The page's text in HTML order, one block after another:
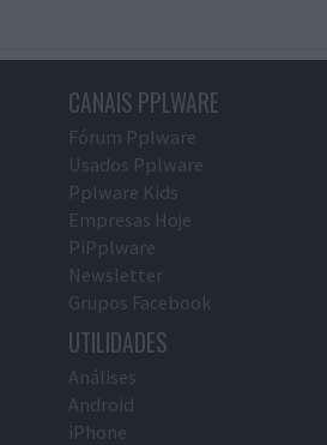
CANAIS PPLWARE
Fórum Pplware
Usados Pplware
Pplware Kids
Empresas Hoje
PiPplware
Newsletter
Grupos Facebook
UTILIDADES
Análises
Android
iPhone